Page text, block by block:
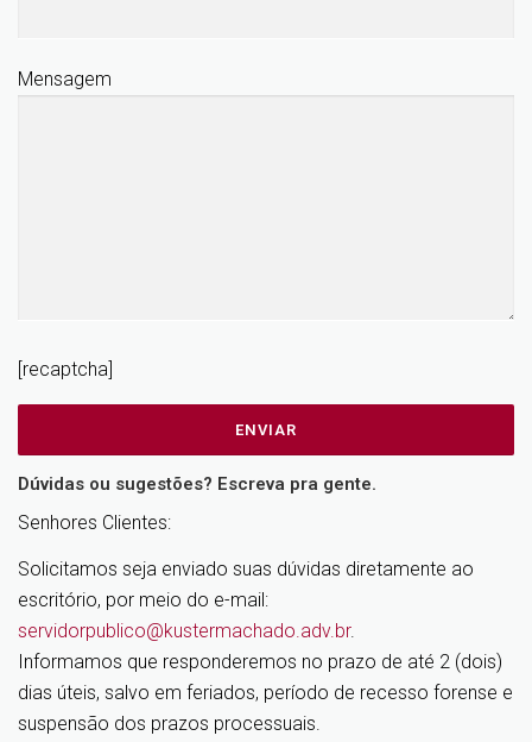
Mensagem
[recaptcha]
Dúvidas ou sugestões? Escreva pra gente.
Senhores Clientes:
Solicitamos seja enviado suas dúvidas diretamente ao
escritório, por meio do e-mail:
servidorpublico@kustermachado.adv.br.
Informamos que responderemos no prazo de até 2 (dois)
dias úteis, salvo em feriados, período de recesso forense e
suspensão dos prazos processuais.